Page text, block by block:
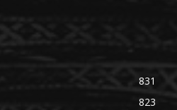
831
823